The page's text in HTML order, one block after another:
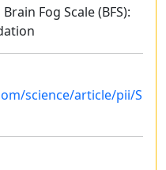
Brain Fog Scale (BFS):
science/article/pii/S